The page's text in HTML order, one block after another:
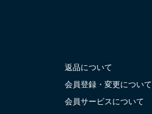
返品について
会員登録・変更について
会員サービスについて